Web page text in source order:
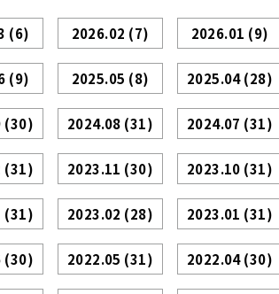
(6) 2026.02 (7) 2026.01 (9)
(9) 2025.05 (8) 2025.04(28)
(30) 2024.08 (31) 2024.07 (31)
(31) 2023.11 (30) 2023.10 (31)
(31) 2023.02 (28) 2023.01 (31)
(30) 2022.05 (31) 2022.04(30)